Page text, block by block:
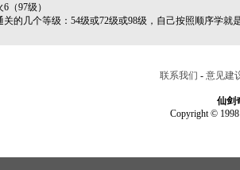
6（97级）
关的几个等级：54级或72级或98级，自己按照顺序学就
联系我们 - 意见建
仙剑
Copyright © 1998